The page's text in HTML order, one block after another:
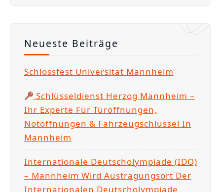
n
a
h
:
Neueste Beiträge
Schlossfest Universität Mannheim
Schlüsseldienst Herzog Mannheim –
Ihr Experte Für Türöffnungen,
Notöffnungen & Fahrzeugschlüssel In
Mannheim
Internationale Deutscholympiade (IDO)
– Mannheim Wird Austragungsort Der
Internationalen Deutscholympiade